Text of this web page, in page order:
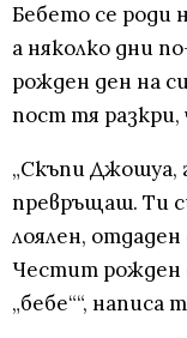
Бебето се роди
а няколко дни
рожден ден на
пост тя
„Скъпи Джошуа,
превръщаш. Ти
лоялен,
Честит рожден
„бебе““, написа